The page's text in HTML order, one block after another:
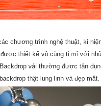
chương trình nghệ thuật, kỉ
thiết kế vô cùng tỉ mỉ với
vải thường được tận
thật lung linh và đẹp mắt.